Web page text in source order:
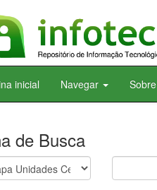
inicial Navegar Sobre
de Busca